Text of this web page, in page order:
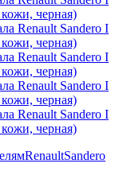
RenaultSandero